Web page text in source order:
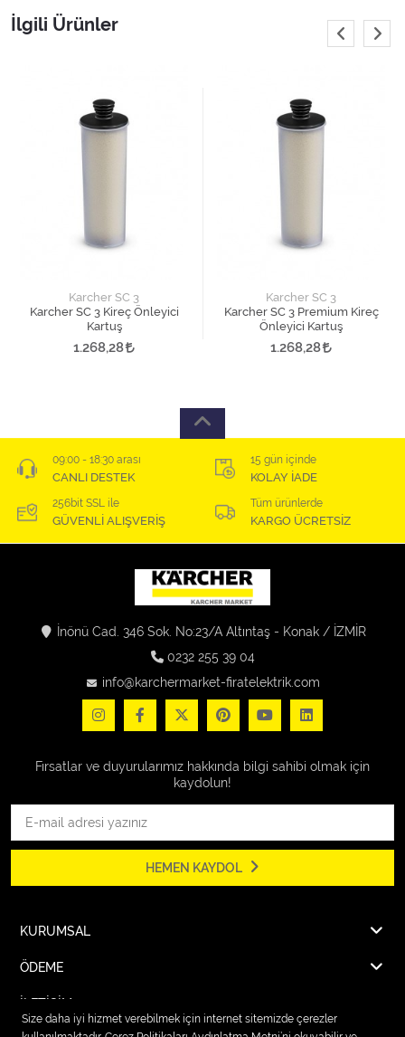
İlgili Ürünler
Karcher SC 3
Karcher SC 3 Kireç Önleyici
Kartuş
1.268,28
Karcher SC 3
Karcher SC 3 Premium Kireç
Önleyici Kartuş
1.268,28
09:00 - 18:30 arası
CANLI DESTEK
15 gün içinde
KOLAY İADE
256bit SSL ile
GÜVENLİ ALIŞVERİŞ
Tüm ürünlerde
KARGO ÜCRETSİZ
İnönü Cad. 346 Sok. No:23/A Altıntaş - Konak / İZMİR
0232 255 39 04
info@karchermarket-firatelektrik.com
Fırsatlar ve duyurularımız hakkında bilgi sahibi olmak için
kaydolun!
HEMEN KAYDOL
KURUMSAL
ÖDEME
İLETİŞİM
Size daha iyi hizmet verebilmek için internet sitemizde çerezler